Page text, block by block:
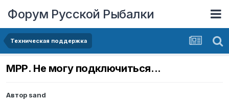
Форум Русской Рыбалки
Техническая поддержка
МРР. Не могу подключиться...
Автор sand